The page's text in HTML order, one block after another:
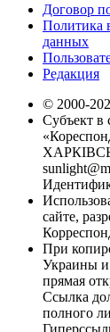
Договор
Политика
данных
Редакция
© 2000-
Субъект в
сайте,
При
Украины и
прямая
Ссылка
полного